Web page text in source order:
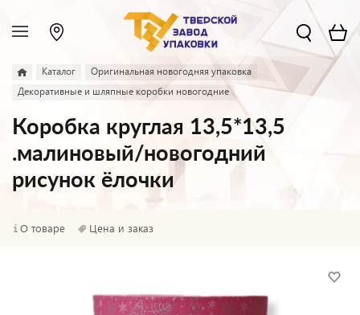
Каталог
Оригинальная новогодняя упаковка
Декоративные и шляпные коробки новогодние
Коробка круглая 13,5*13,5
.малиновый/новогодний
рисунок ёлочки
О товаре Цена и заказ